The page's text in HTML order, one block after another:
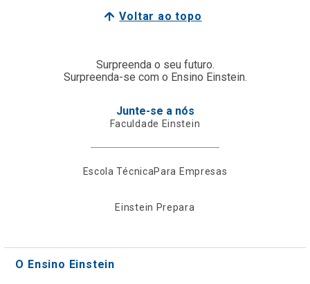
Voltar ao topo
Surpreenda o seu futuro.
Surpreenda-se com o Ensino Einstein.
Junte-se a nós
Faculdade Einstein
Escola TécnicaPara Empresas
Einstein Prepara
O Ensino Einstein